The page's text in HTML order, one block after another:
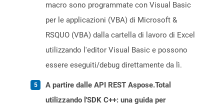
macro sono programmate con Visual Basic
per le applicazioni (VBA) di Microsoft &
RSQUO (VBA) dalla cartella di lavoro di Excel
utilizzando l'editor Visual Basic e possono
essere eseguiti/debug direttamente da lì.
A partire dalle API REST Aspose.Total
utilizzando l'SDK C++: una guida per